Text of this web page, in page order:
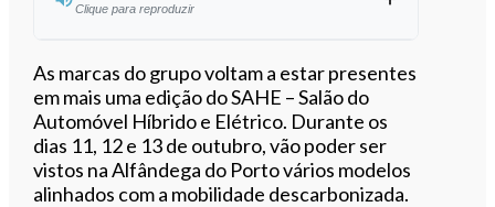
Clique para reproduzir
Ouvir este artigo
As marcas do grupo voltam a estar presentes
em mais uma edição do SAHE – Salão do
Automóvel Híbrido e Elétrico. Durante os
dias 11, 12 e 13 de outubro, vão poder ser
vistos na Alfândega do Porto vários modelos
alinhados com a mobilidade descarbonizada.